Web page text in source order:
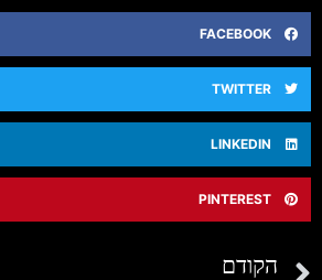
FACEBOOK
TWITTER
LINKEDIN
PINTEREST
הקודם